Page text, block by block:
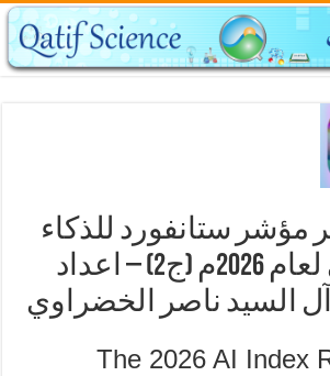
مؤشر ستانفورد للذكاء
الاصطناعي لعام 2026م (ج2) – اعداد
السيد ناصر الخضراوي
The 2026 AI Index